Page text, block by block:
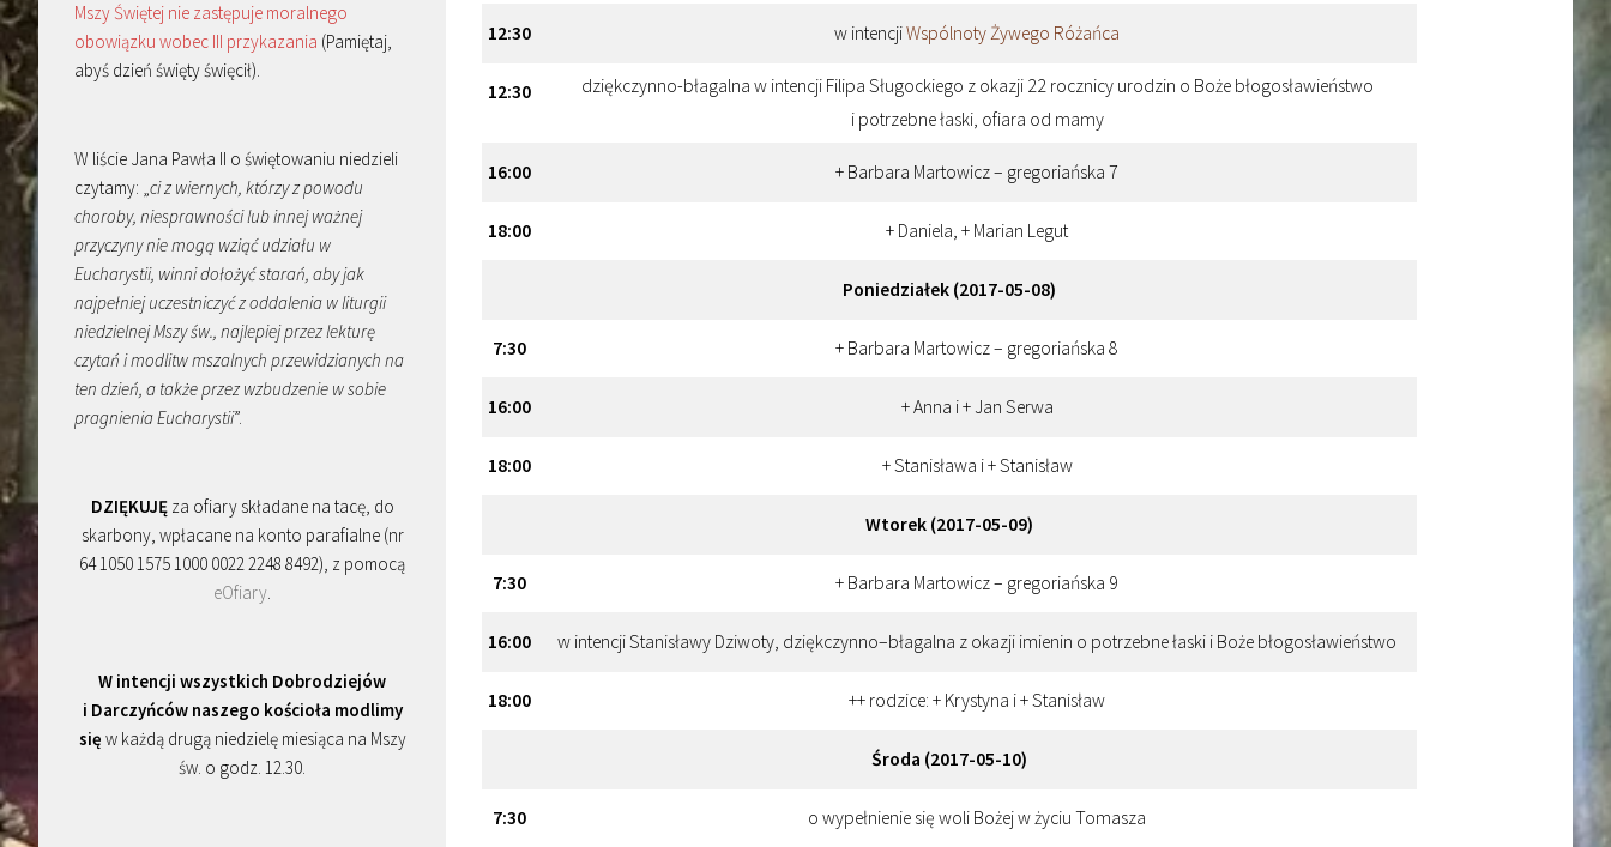
12:30 w intencjiWspólnoty Żywego Różańca
12:30
dziękczynno-błagalna w intencji Filipa Sługockiego z okazji 22 rocznicy urodzin o Boże błogosławieństwo
i potrzebne łaski, ofiara od mamy
16:00 + Barbara Martowicz – gregoriańska 7
18:00 + Daniela, + Marian Legut
Poniedziałek (2017-05-08)
7:30 + Barbara Martowicz – gregoriańska 8
16:00 + Anna i + Jan Serwa
18:00 + Stanisława i + Stanisław
Wtorek (2017-05-09)
7:30 + Barbara Martowicz – gregoriańska 9
16:00 w intencji Stanisławy Dziwoty, dziękczynno–błagalna z okazji imienin o potrzebne łaski i Boże błogosławieństwo
18:00 ++ rodzice: + Krystyna i + Stanisław
Środa (2017-05-10)
7:30 o wypełnienie się woli Bożej w życiu Tomasza
Mszy Świętej nie zastępuje moralnego
obowiązku wobec III przykazania (Pamiętaj,
abyś dzień święty święcił).
W liście Jana Pawła II o świętowaniu niedzieli
czytamy: „ci z wiernych, którzy z powodu
choroby, niesprawności lub innej ważnej
przyczyny nie mogą wziąć udziału w
Eucharystii, winni dołożyć starań, aby jak
najpełniej uczestniczyć z oddalenia w liturgii
niedzielnej Mszy św., najlepiej przez lekturę
czytań i modlitw mszalnych przewidzianych na
ten dzień, a także przez wzbudzenie w sobie
pragnienia Eucharystii”.
DZIĘKUJĘza ofiary składane na tacę, do
skarbony, wpłacane na konto parafialne (nr
64 1050 1575 1000 0022 2248 8492), z pomocą
eOfiary.
W intencji wszystkich Dobrodziejów
i Darczyńców naszego kościoła modlimy
się w każdą drugą niedzielę miesiąca na Mszy
św. o godz. 12.30.